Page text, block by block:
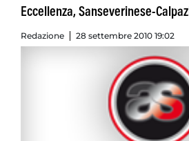
Eccellenza, Sanseverinese-
Redazione 28 settembre 2010 19:02